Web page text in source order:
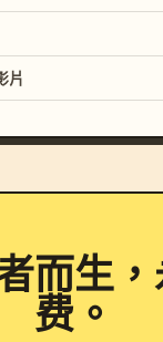
片
而生
费。